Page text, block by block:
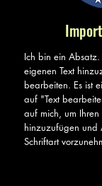
Ich bin ein Absatz.
eigenen Text
bearbeiten. Es ist
auf "Text
auf mich, um
hinzuzufügen und
Schriftart